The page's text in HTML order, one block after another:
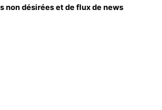
désirées et de flux de news